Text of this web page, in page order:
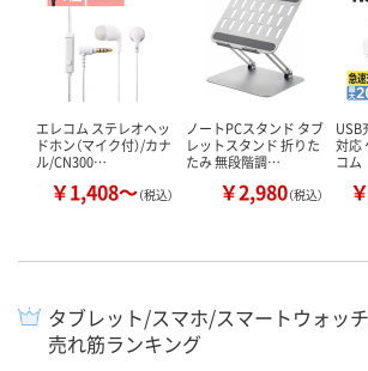
エレコム ステレオヘッ
ドホン（マイク付）/カナ
ル/CN300…
￥1,408～（税込）
ノートPCスタンド タブ
レットスタンド 折りた
たみ 無段階調…
￥2,980（税込）
USB
対応
コム
タブレット/スマホ/スマートウォッ
売れ筋ランキング